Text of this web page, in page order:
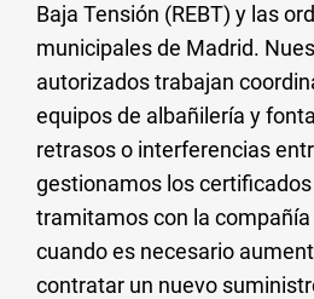
Baja Tensión (REBT) y las
municipales de Madrid.
autorizados trabajan
equipos de albañilería y
retrasos o interferencias
gestionamos los
tramitamos con la
cuando es necesario
contratar un nuevo